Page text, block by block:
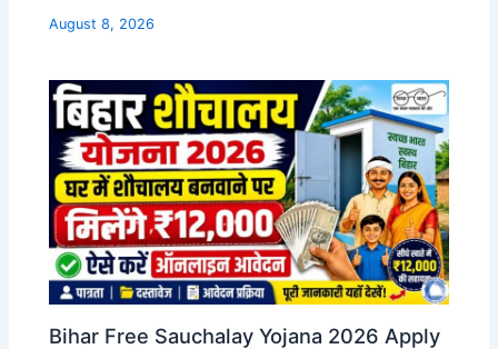
August 8, 2026
Bihar Free Sauchalay Yojana 2026 Apply